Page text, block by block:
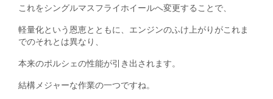
これをシングルマスフライホイールへ変更することで、
軽量化という恩恵とともに、エンジンのふけ上がりがこれま
でのそれとは異なり、
本来のポルシェの性能が引き出されます。
結構メジャーな作業の一つですね。